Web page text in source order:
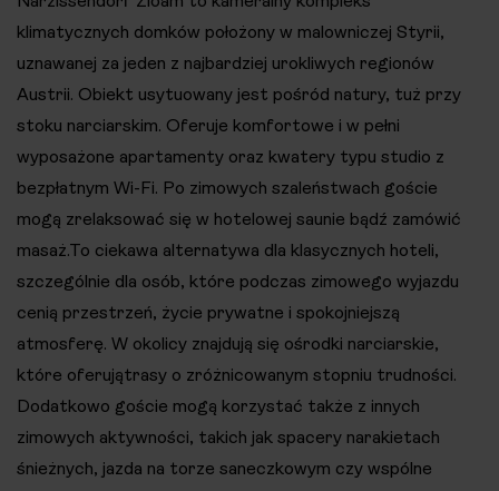
klimatycznych domków położony w malowniczej Styrii,
uznawanej za jeden z najbardziej urokliwych regionów
Austrii. Obiekt usytuowany jest pośród natury, tuż przy
stoku narciarskim. Oferuje komfortowe i w pełni
wyposażone apartamenty oraz kwatery typu studio z
bezpłatnym Wi-Fi. Po zimowych szaleństwach goście
mogą zrelaksować się w hotelowej saunie bądź zamówić
masaż.To ciekawa alternatywa dla klasycznych hoteli,
szczególnie dla osób, które podczas zimowego wyjazdu
cenią przestrzeń, życie prywatne i spokojniejszą
atmosferę. W okolicy znajdują się ośrodki narciarskie,
które oferujątrasy o zróżnicowanym stopniu trudności.
Dodatkowo goście mogą korzystać także z innych
zimowych aktywności, takich jak spacery narakietach
śnieżnych, jazda na torze saneczkowym czy wspólne